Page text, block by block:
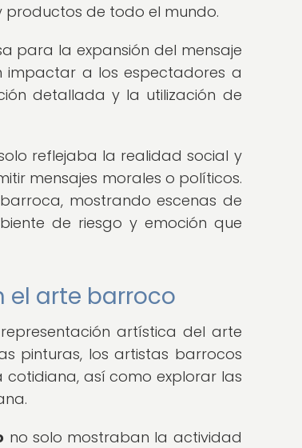
productos de todo el mundo.
para la expansión del mensaje
impactar a los espectadores a
detallada y la utilización de
reflejaba la realidad social y
mensajes morales o políticos.
mostrando escenas de
de riesgo y emoción que
el arte barroco
artística del arte
pinturas, los artistas barrocos
así como explorar las
no solo mostraban la actividad